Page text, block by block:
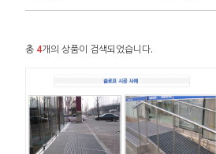
총 4개의 상품이 검색되었습니다.